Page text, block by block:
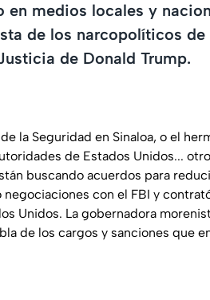
en medios locales y
de los narcopolíticos de
de Donald Trump.
la Seguridad en Sinaloa, o el
de Estados Unidos...
buscando acuerdos para
con el FBI y
Unidos. La gobernadora
de los cargos y sanciones que